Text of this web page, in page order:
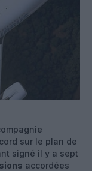
sur le plan de
signé il y a sept
accordées